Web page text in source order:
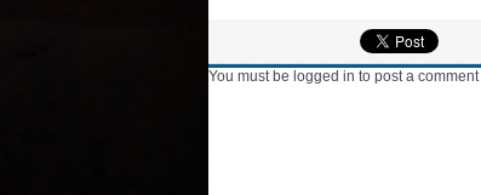
You must be logged in to post a comment